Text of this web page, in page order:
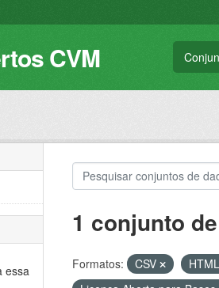
CVM
essa
1 conjunto
Formatos: CSV HTML